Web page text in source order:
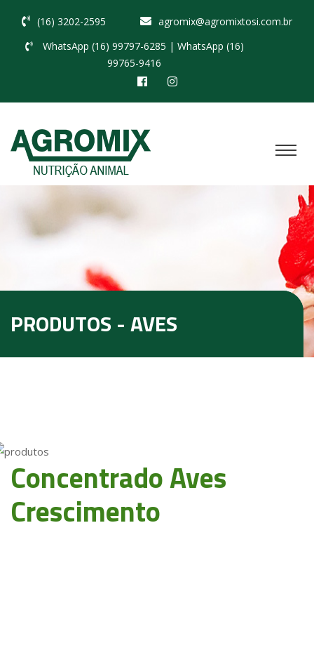
(16) 3202-2595
agromix@agromixtosi.com.br
WhatsApp (16) 99797-6285 | WhatsApp (16)
99765-9416
PRODUTOS - AVES
Concentrado Aves
Crescimento